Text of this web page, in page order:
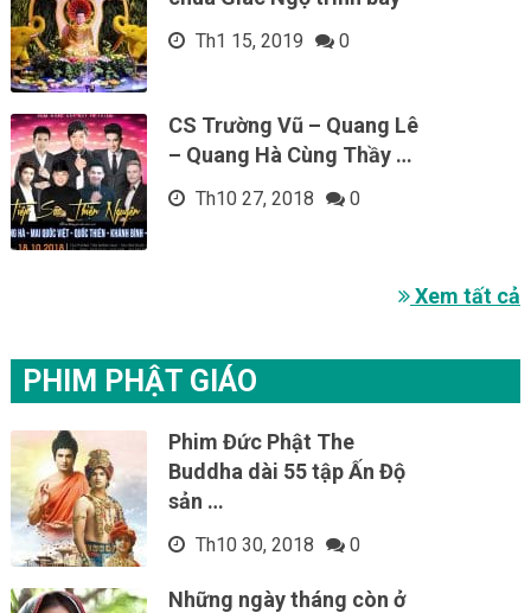
Th1 15, 2019 0
CS Trường Vũ – Quang Lê
– Quang Hà Cùng Thầy …
Th10 27, 2018 0
Xem tất cả
PHIM PHẬT GIÁO
Phim Đức Phật The
Buddha dài 55 tập Ấn Độ
sản …
Th10 30, 2018 0
Những ngày tháng còn ở